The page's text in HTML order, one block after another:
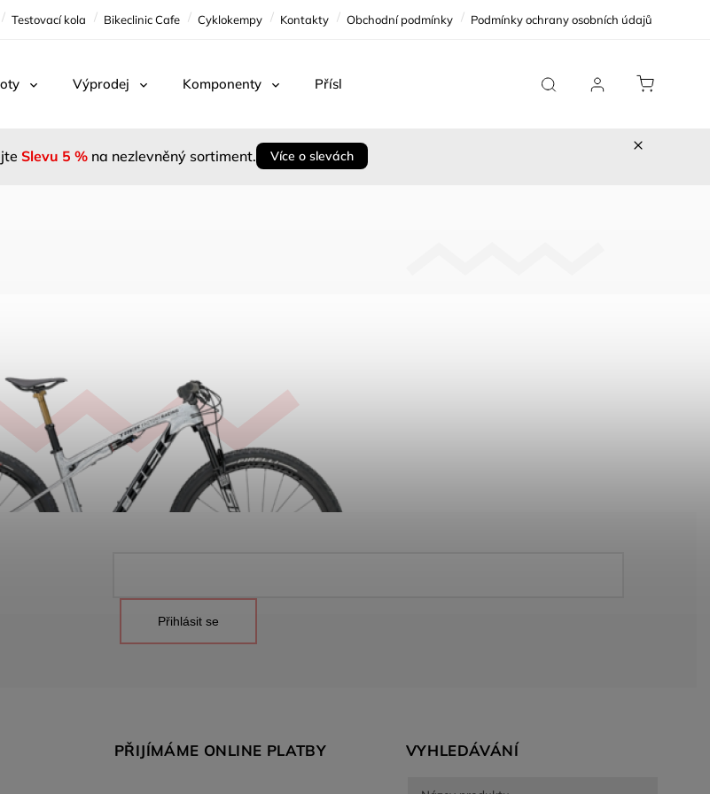
Testovací kola Bikeclinic Cafe Cyklokempy Kontakty Obchodní podmínky Podmínky ochrany osobních údajů
Výprodej Komponenty Příslušenství Cykloservis
Slevu 5 % na nezlevněný sortiment. Více o slevách
Přihlásit se
PŘIJÍMÁME ONLINE PLATBY VYHLEDÁVÁNÍ